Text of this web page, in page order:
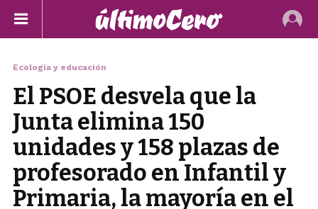
Ecología y educación
El PSOE desvela que la
Junta elimina 150
unidades y 158 plazas de
profesorado en Infantil y
Primaria, la mayoría en el